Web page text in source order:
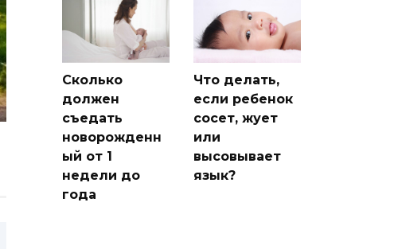
Сколько
должен
съедать
новорожденн
ый от 1
недели до
года
Что делать,
если ребенок
сосет, жует
или
высовывает
язык?